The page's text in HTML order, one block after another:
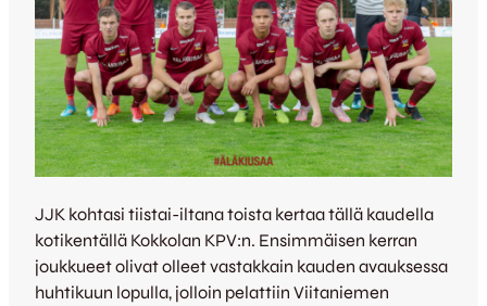
JJK kohtasi tiistai-iltana toista kertaa tällä kaudella
kotikentällä Kokkolan KPV:n. Ensimmäisen kerran
joukkueet olivat olleet vastakkain kauden avauksessa
huhtikuun lopulla, jolloin pelattiin Viitaniemen